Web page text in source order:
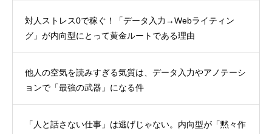
対人ストレス0で稼ぐ！「データ入力→Webライティン
グ」が内向型にとって黄金ルートである理由
他人の空気を読みすぎる気質は、データ入力やアノテーシ
ョンで「最強の武器」になる件
「人と話さない仕事」は逃げじゃない。内向型が「黙々作